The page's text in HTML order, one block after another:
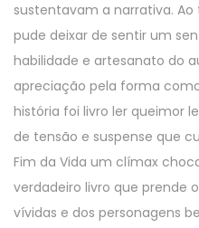
sustentavam a narrativa.
pude deixar de sentir um
habilidade e artesanato do
apreciação pela forma
história foi livro ler queimor
de tensão e suspense que
Fim da Vida um clímax
verdadeiro livro que prende
vívidas e dos personagens